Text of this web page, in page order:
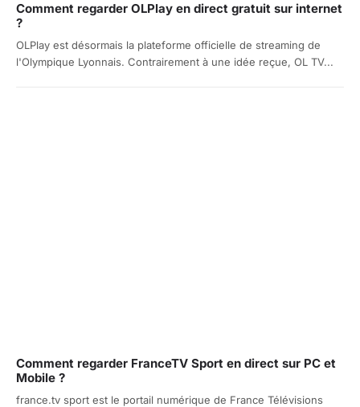
Comment regarder OLPlay en direct gratuit sur internet
?
OLPlay est désormais la plateforme officielle de streaming de
l'Olympique Lyonnais. Contrairement à une idée reçue, OL TV...
Comment regarder FranceTV Sport en direct sur PC et
Mobile ?
france.tv sport est le portail numérique de France Télévisions